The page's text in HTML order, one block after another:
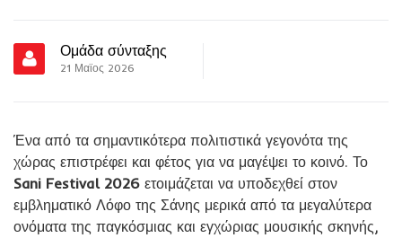
Ομάδα σύνταξης
21 Μαϊος 2026
Ένα από τα σημαντικότερα πολιτιστικά γεγονότα της
χώρας επιστρέφει και φέτος για να μαγέψει το κοινό. Το
Sani Festival 2026 ετοιμάζεται να υποδεχθεί στον
εμβληματικό Λόφο της Σάνης μερικά από τα μεγαλύτερα
ονόματα της παγκόσμιας και εγχώριας μουσικής σκηνής,